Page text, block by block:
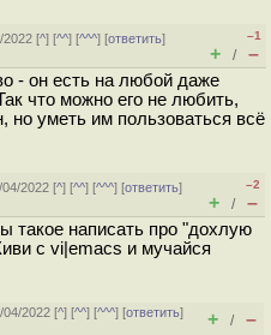
2022 [^] [^^] [^^^] [ответить]
–1
+ / –
- он есть на любой даже
что можно его не любить,
но уметь им пользоваться всё
2022 [^] [^^] [^^^] [ответить]
–2
+ / –
такое написать про "дохлую
с vi|emacs и мучайся
04/2022 [^] [^^] [^^^] [ответить]
+ / –